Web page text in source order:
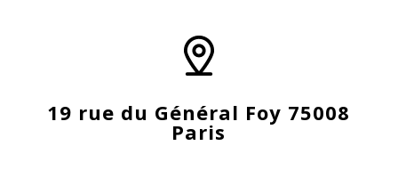
19 rue du Général Foy 75008
Paris